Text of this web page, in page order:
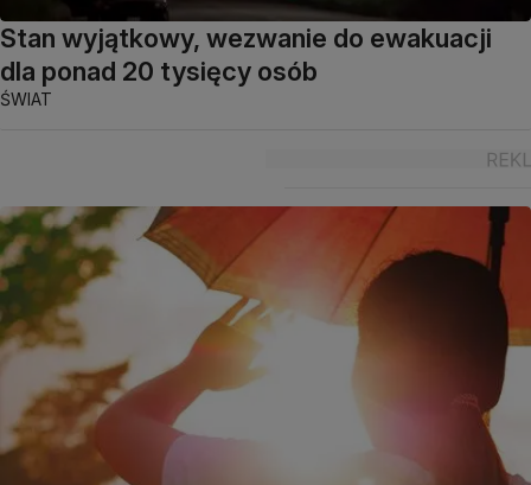
Stan wyjątkowy, wezwanie do ewakuacji
dla ponad 20 tysięcy osób
ŚWIAT